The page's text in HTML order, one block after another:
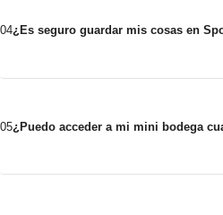
04¿Es seguro guardar mis cosas en
05¿Puedo acceder a mi mini bodega